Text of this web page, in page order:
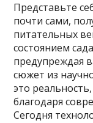
Представьте
почти сами,
питательных
состоянием
предупреждая
сюжет из
это
благодаря
Сегодня